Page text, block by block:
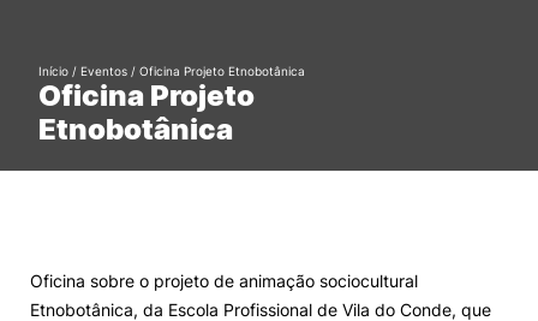
Cursos
Candidatos
Investigação e Projetos
Formative Offer
Oficina Projeto
Etnobotânica
Início / Eventos / Oficina Projeto Etnobotânica
Oficina sobre o projeto de animação sociocultural
Etnobotânica, da Escola Profissional de Vila do Conde, que